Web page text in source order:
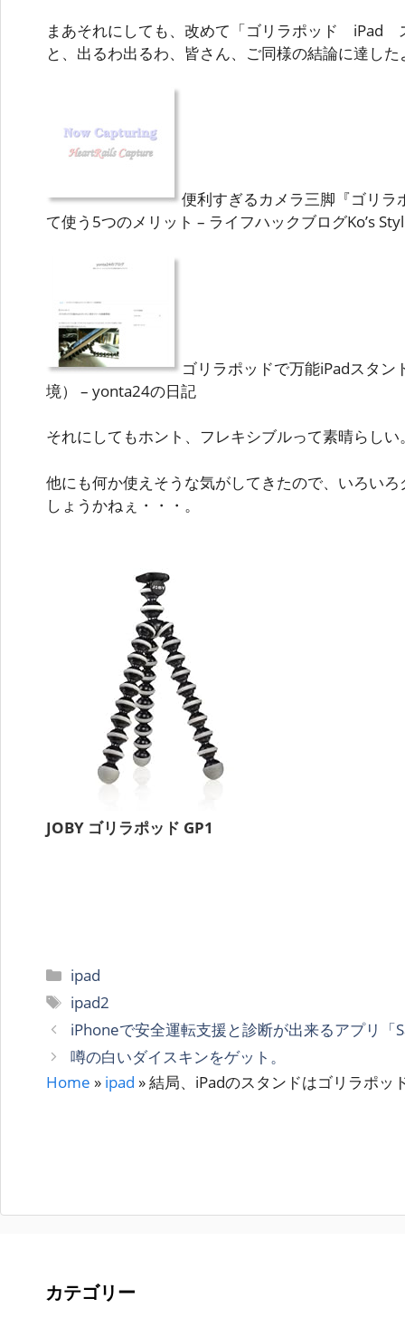
まあそれにしても、改めて「ゴリラポッド iPad
と、出るわ出るわ、皆さん、ご同様の結論に達し
便利すぎるカメラ三脚『ゴリラ
て使う5つのメリット – ライフハックブログKo’s
ゴリラポッドで万能iPadスタ
境） – yonta24の日記
それにしてもホント、フレキシブルって素晴らしい
他にも何か使えそうな気がしてきたので、いろい
しょうかねぇ・・・。
JOBY ゴリラポッド GP1
カ
テ
ゴ
リ
ー
ipad
タ
グ
ipad2
iPhoneで安全運転支援と診断が出来るアプリ「
噂の白いダイスキンをゲット。
Home » ipad »結局、iPadのスタンドはゴリラポッ
カテゴリー